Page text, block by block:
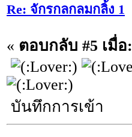
Re: จักรกลกลมกลิ้ง 1
« ตอบกลับ #5 เมื่อ:
บันทึกการเข้า